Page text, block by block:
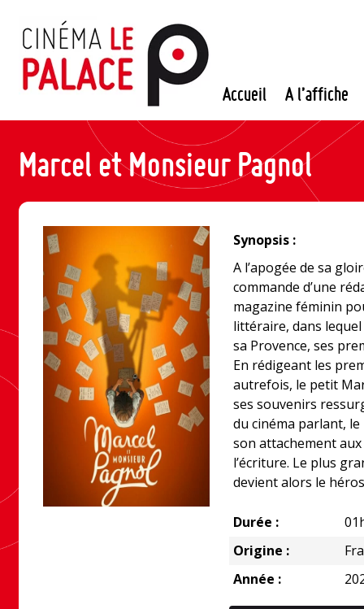
contenu
Accueil A l’affiche
Marcel et Monsieur Pagnol
Synopsis :
A l’apogée de sa
commande d’une
magazine féminin
littéraire, dans
sa Provence, ses
En rédigeant les
autrefois, le petit
ses souvenirs
du cinéma parlant,
son attachement aux
l’écriture. Le plus
devient alors le
Durée :
Origine :
Année :